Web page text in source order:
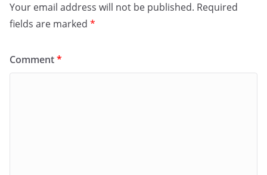
Your email address will not be published. Required
fields are marked *
Comment*